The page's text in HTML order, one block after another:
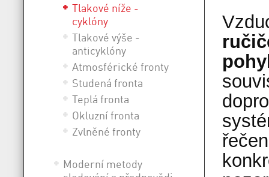
Tlakové níže -
cyklóny
Tlakové výše -
anticyklóny
Atmosférické fronty
Studená fronta
Teplá fronta
Okluzní fronta
Zvlněné fronty
Moderní metody